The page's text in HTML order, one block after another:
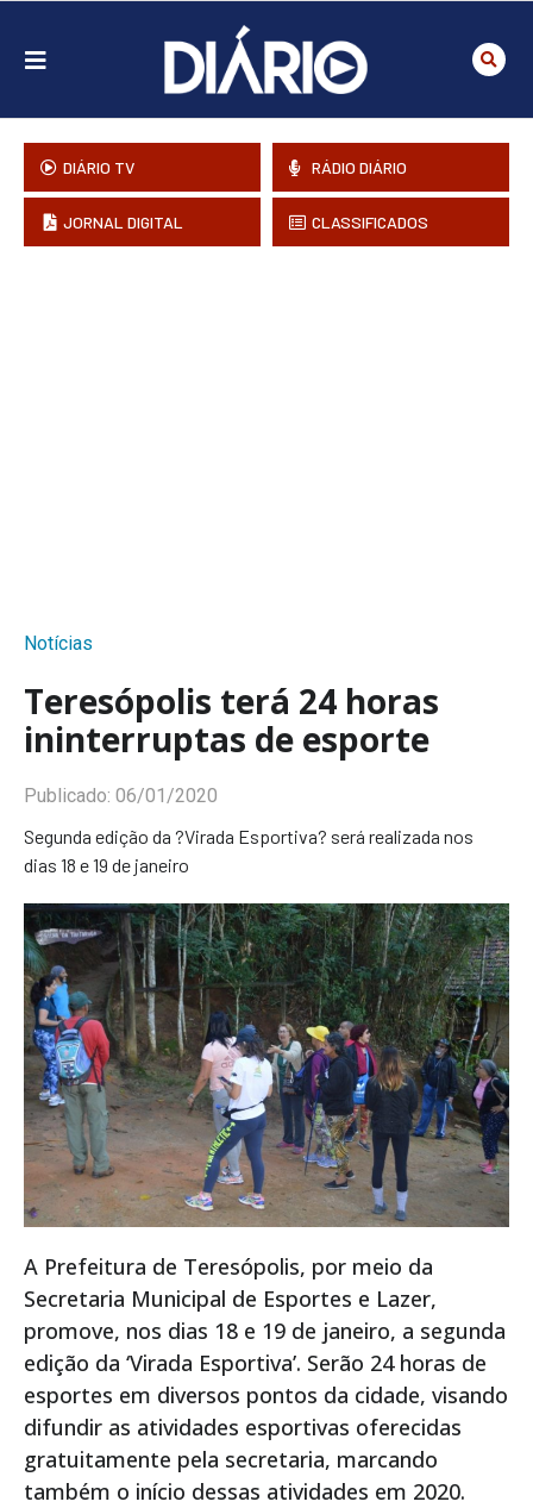
DIÁRIO TV RÁDIO DIÁRIO
JORNAL DIGITAL CLASSIFICADOS
Notícias
Teresópolis terá 24 horas
ininterruptas de esporte
Publicado: 06/01/2020
Segunda edição da ?Virada Esportiva? será realizada nos
dias 18 e 19 de janeiro
A Prefeitura de Teresópolis, por meio da
Secretaria Municipal de Esportes e Lazer,
promove, nos dias 18 e 19 de janeiro, a segunda
edição da ‘Virada Esportiva’. Serão 24 horas de
esportes em diversos pontos da cidade, visando
difundir as atividades esportivas oferecidas
gratuitamente pela secretaria, marcando
também o início dessas atividades em 2020.